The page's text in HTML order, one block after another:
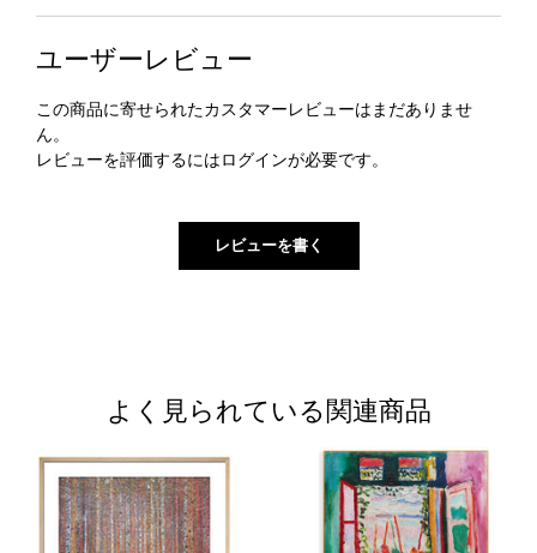
ユーザーレビュー
この商品に寄せられたカスタマーレビューはまだありませ
ん。
レビューを評価するには ログインが必要です。
よく見られている関連商品